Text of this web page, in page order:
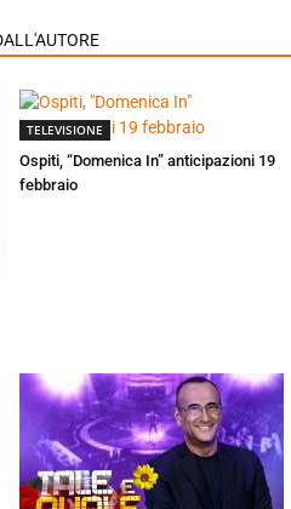
TELEVISIONE
Ospiti, “Domenica In” anticipazioni 19
febbraio